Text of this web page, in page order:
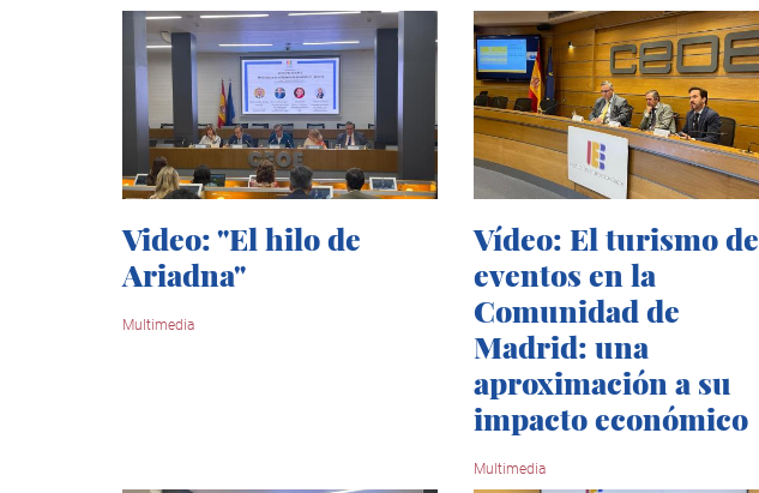
Video: "El hilo de
Ariadna"
Multimedia
Vídeo: El turismo de
eventos en la
Comunidad de
Madrid: una
aproximación a su
impacto económico
Multimedia